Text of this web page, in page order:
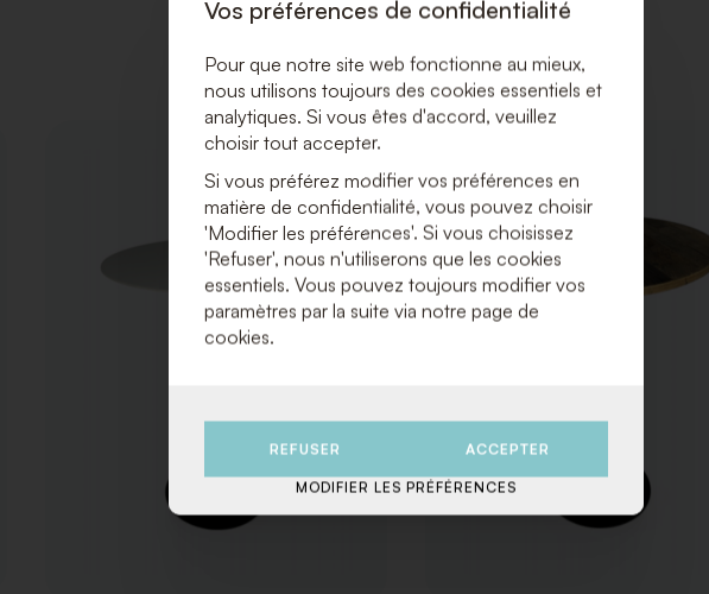
AJOUTER
À
LISTE
DE
SOUHAITS
Vos préférences de confidentialité
Pour que notre site web fonctionne au mieux,
nous utilisons toujours des cookies essentiels et
analytiques. Si vous êtes d'accord, veuillez
choisir tout accepter.
Si vous préférez modifier vos préférences en
matière de confidentialité, vous pouvez choisir
'Modifier les préférences'. Si vous choisissez
'Refuser', nous n'utiliserons que les cookies
essentiels. Vous pouvez toujours modifier vos
paramètres par la suite via notre page de
cookies.
REFUSER ACCEPTER
MODIFIER LES PRÉFÉRENCES